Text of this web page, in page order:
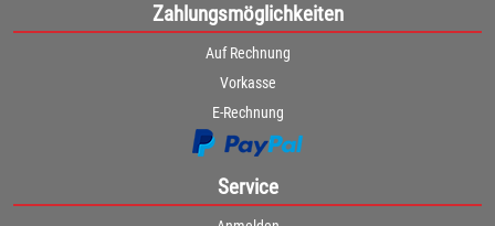
Zahlungsmöglichkeiten
Auf Rechnung
Vorkasse
E-Rechnung
Service